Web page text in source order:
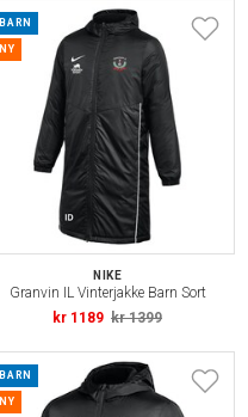
BARN
NY
NIKE
Granvin IL Vinterjakke Barn Sort
kr 1189 kr 1399
BARN
NY